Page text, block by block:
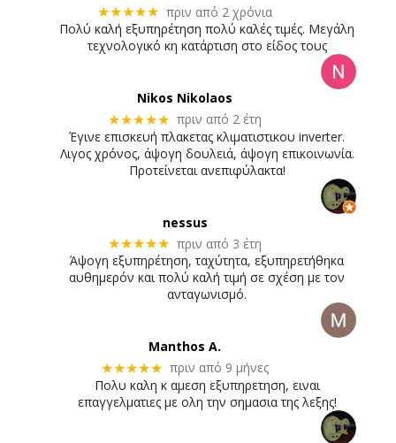
★★★★★ πριν από 2 χρόνια
Πολύ καλή εξυπηρέτηση πολύ καλές τιμές. Μεγάλη
τεχνολογικό κη κατάρτιση στο είδος τους
Nikos Nikolaos
★★★★★ πριν από 2 έτη
Έγινε επισκευή πλακετας κλιματιστικου inverter.
Λιγος χρόνος, άψογη δουλειά, άψογη επικοινωνία.
Προτείνεται ανεπιφύλακτα!
nessus
★★★★★ πριν από 3 έτη
Άψογη εξυπηρέτηση, ταχύτητα, εξυπηρετήθηκα
αυθημερόν και πολύ καλή τιμή σε σχέση με τον
ανταγωνισμό.
Manthos A.
★★★★★ πριν από 9 μήνες
Πολυ καλη κ αμεση εξυπηρετηση, ειναι
επαγγελματιες με ολη την σημασια της λεξης!